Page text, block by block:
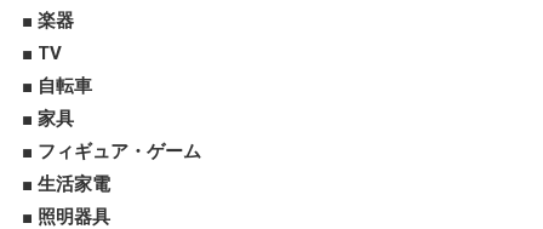
楽器
TV
自転車
家具
フィギュア・ゲーム
生活家電
照明器具